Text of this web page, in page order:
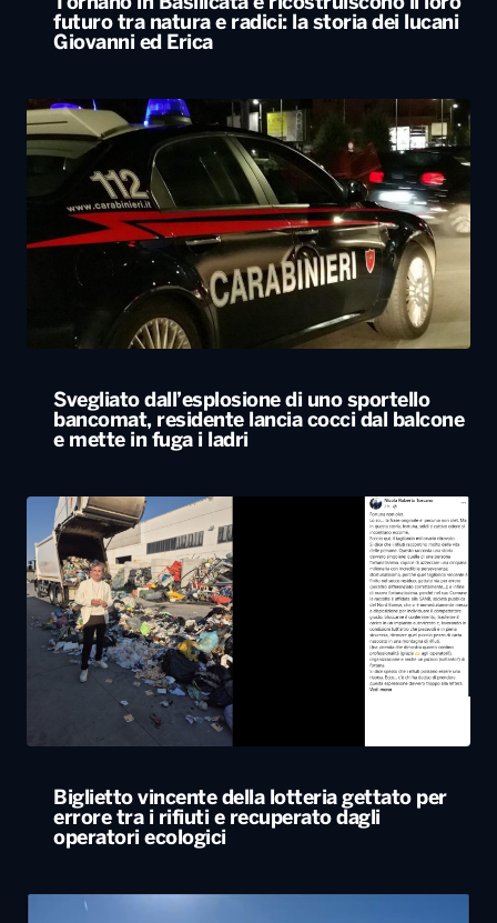
Svegliato dall’esplosione di uno sportello
bancomat, residente lancia cocci dal balcone
e mette in fuga i ladri
Biglietto vincente della lotteria gettato per
errore tra i rifiuti e recuperato dagli
operatori ecologici